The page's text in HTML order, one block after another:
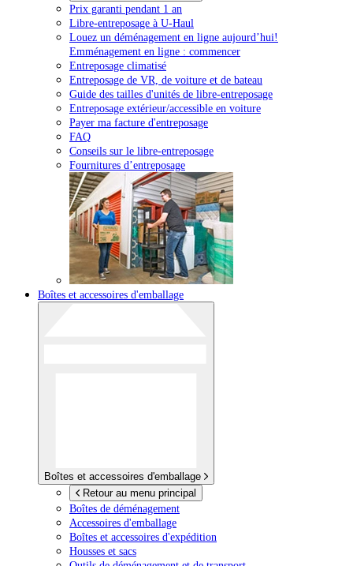
Prix garanti pendant 1 an
Libre-entreposage à U-Haul
Louez un déménagement en ligne aujourd’hui!
Emménagement en ligne : commencer
Entreposage climatisé
Entreposage de VR, de voiture et de bateau
Guide des tailles d'unités de libre-entreposage
Entreposage extérieur/accessible en voiture
Payer ma facture d'entreposage
FAQ
Conseils sur le libre-entreposage
Fournitures d’entreposage
Boîtes et accessoires d'emballage
Boîtes et accessoires d'emballage
Retour au menu principal
Boîtes de déménagement
Accessoires d'emballage
Boîtes et accessoires d'expédition
Housses et sacs